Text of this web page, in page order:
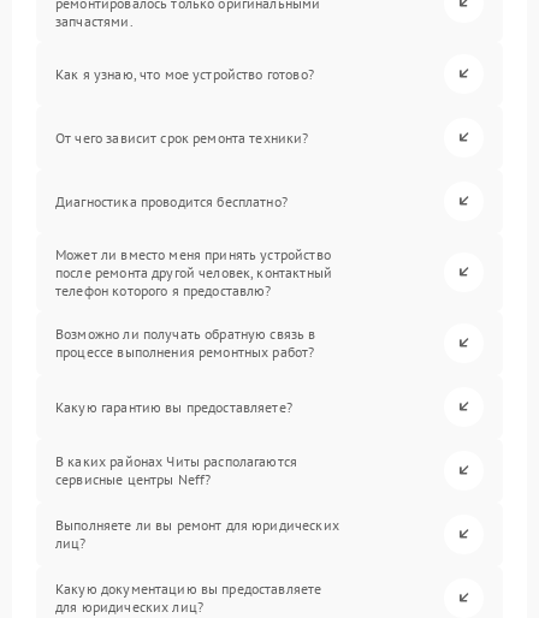
запчастями.
Как я узнаю, что мое устройство готово?
От чего зависит срок ремонта техники?
Диагностика проводится бесплатно?
Может ли вместо меня принять устройство
после ремонта другой человек, контактный
телефон которого я предоставлю?
Возможно ли получать обратную связь в
процессе выполнения ремонтных работ?
Какую гарантию вы предоставляете?
В каких районах Читы располагаются
сервисные центры Neff?
Выполняете ли вы ремонт для юридических
лиц?
Какую документацию вы предоставляете
для юридических лиц?